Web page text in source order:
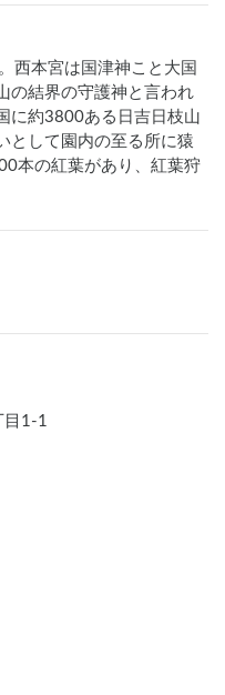
西本宮は国津神こと大国
の結界の守護神と言われ
に約3800ある日吉日枝山
として園内の至る所に猿
本の紅葉があり、紅葉狩
目1-1